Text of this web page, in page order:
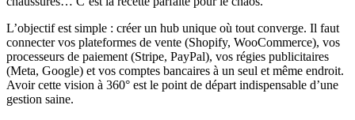
L’objectif est simple : créer un hub unique où tout converge. Il faut
connecter vos plateformes de vente (Shopify, WooCommerce), vos
processeurs de paiement (Stripe, PayPal), vos régies publicitaires
(Meta, Google) et vos comptes bancaires à un seul et même endroit.
Avoir cette vision à 360° est le point de départ indispensable d’une
gestion saine.